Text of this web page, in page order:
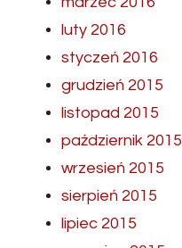
luty 2016
styczeń 2016
grudzień 2015
listopad 2015
październik 2015
wrzesień 2015
sierpień 2015
lipiec 2015